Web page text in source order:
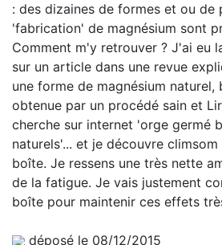
: des dizaines de formes et ou de
'fabrication' de magnésium sont
Comment m'y retrouver ? J'ai eu
sur un article dans une revue
une forme de magnésium naturel,
obtenue par un procédé sain et
cherche sur internet 'orge germé
naturels'... et je découvre
boîte. Je ressens une très nette
de la fatigue. Je vais justement
boîte pour maintenir ces effets
déposé le 08/12/2015